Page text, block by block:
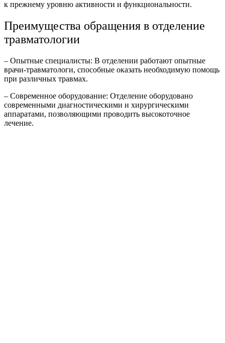
к прежнему уровню активности и функциональности.
Преимущества обращения в отделение
травматологии
– Опытные специалисты: В отделении работают опытные
врачи-травматологи, способные оказать необходимую помощь
при различных травмах.
– Современное оборудование: Отделение оборудовано
современными диагностическими и хирургическими
аппаратами, позволяющими проводить высокоточное
лечение.